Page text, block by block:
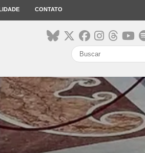
CONTATO